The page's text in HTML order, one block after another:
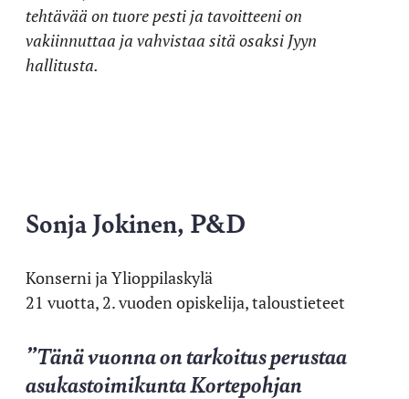
tehtävää on tuore pesti ja tavoitteeni on
vakiinnuttaa ja vahvistaa sitä osaksi Jyyn
hallitusta.
Sonja Jokinen, P&D
Konserni ja Ylioppilaskylä
21 vuotta, 2. vuoden opiskelija, taloustieteet
”Tänä vuonna on tarkoitus perustaa
asukastoimikunta Kortepohjan